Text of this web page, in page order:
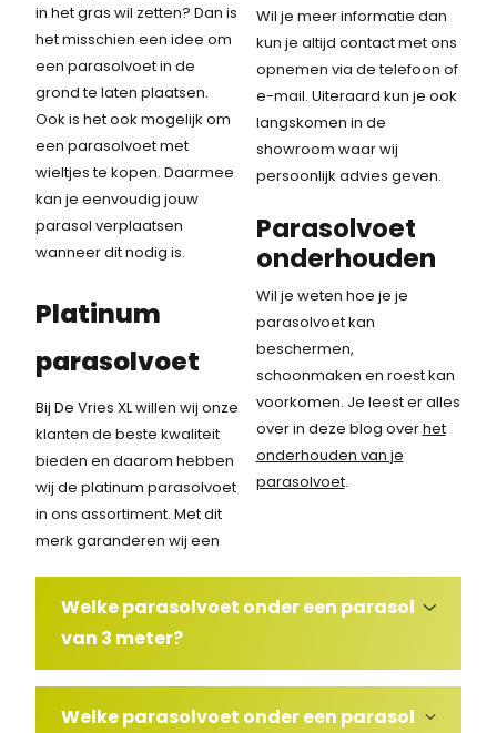
in het gras wil zetten? Dan is
het misschien een idee om
een parasolvoet in de
grond te laten plaatsen.
Ook is het ook mogelijk om
een parasolvoet met
wieltjes te kopen. Daarmee
kan je eenvoudig jouw
parasol verplaatsen
wanneer dit nodig is.
Platinum
parasolvoet
Bij De Vries XL willen wij onze
klanten de beste kwaliteit
bieden en daarom hebben
wij de platinum parasolvoet
in ons assortiment. Met dit
merk garanderen wij een
Wil je meer informatie dan
kun je altijd contact met ons
opnemen via de telefoon of
e-mail. Uiteraard kun je ook
langskomen in de
showroom waar wij
persoonlijk advies geven.
Parasolvoet
onderhouden
Wil je weten hoe je je
parasolvoet kan
beschermen,
schoonmaken en roest kan
voorkomen. Je leest er alles
over in deze blog overhet
onderhouden van je
parasolvoet.
Welke parasolvoet onder een parasol
van 3 meter?
Welke parasolvoet onder een parasol